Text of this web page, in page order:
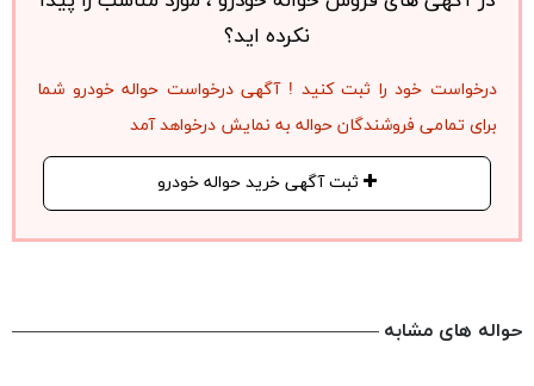
نکرده اید؟
درخواست خود را ثبت کنید ! آگهی درخواست حواله خودرو شما
برای تمامی فروشندگان حواله به نمایش درخواهد آمد
ثبت آگهی خرید حواله خودرو
حواله های مشابه